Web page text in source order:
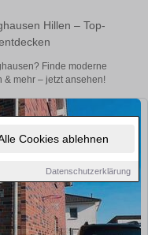
Cookies ablehnen
Datenschutzerklärung
Hillen – Top-
Finde moderne
& mehr – jetzt ansehen!